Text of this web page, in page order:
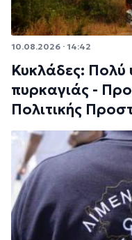
10.08.2026 · 14:42
Κυκλάδες: Πολύ
πυρκαγιάς -
Πολιτικής